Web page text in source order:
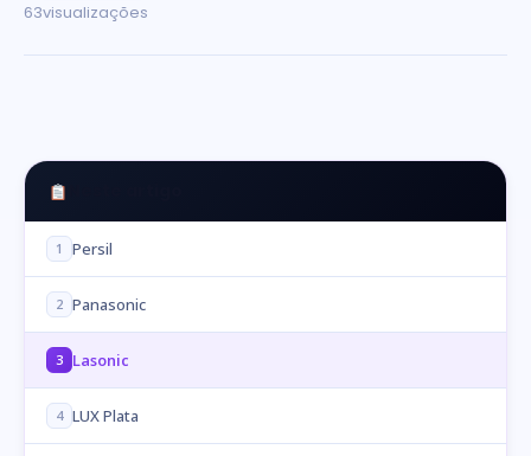
63visualizações
1 Persil
2 Panasonic
3 Lasonic
4 LUX Plata